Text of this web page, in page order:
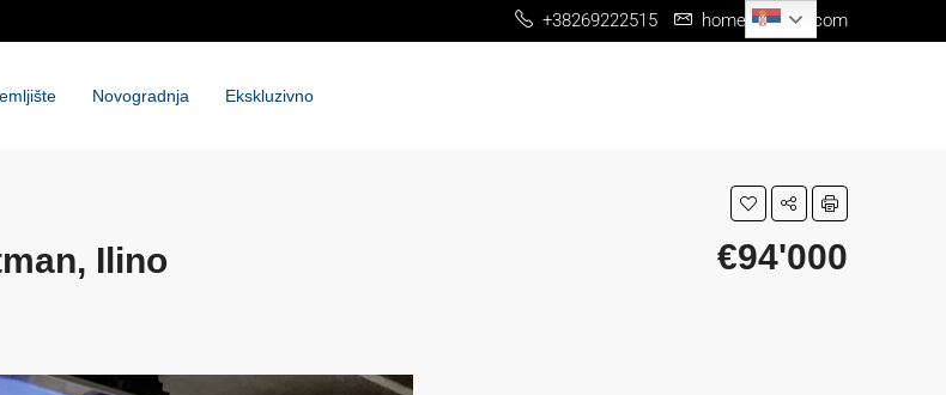
+38269222515 home@me-re.com
Novogradnja Ekskluzivno
Ilino €94'000
Serbian